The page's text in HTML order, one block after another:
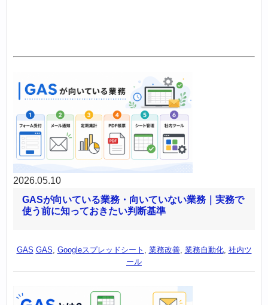
2026.05.10
GASが向いている業務・向いていない業務｜実務で
使う前に知っておきたい判断基準
GAS GAS, Googleスプレッドシート , 業務改善, 業務自動化, 社内ツ
ール